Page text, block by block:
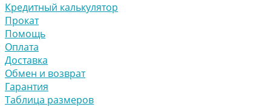
Кредитный калькулятор
Прокат
Помощь
Оплата
Доставка
Обмен и возврат
Гарантия
Таблица размеров